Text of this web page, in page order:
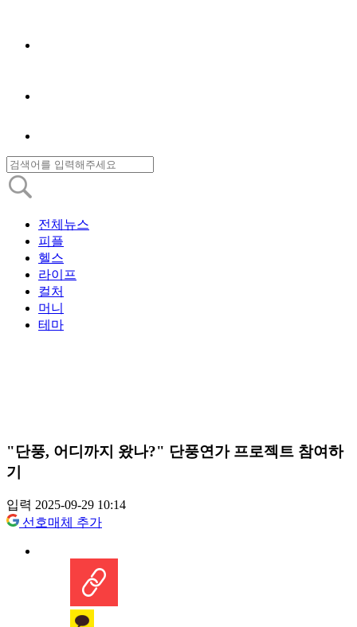
전체뉴스
피플
헬스
라이프
컬처
머니
테마
"단풍, 어디까지 왔나?" 단풍연가 프로젝트 참여하
기
입력 2025-09-29 10:14
선호매체 추가